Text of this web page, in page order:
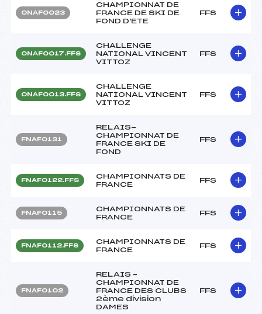
ONAF0023
CHAMPIONNAT DE
FRANCE DE SKI DE
FOND D'ETE
FFS
ONAF0017.FFS
CHALLENGE
NATIONAL VINCENT
VITTOZ
FFS
ONAF0013.FFS
CHALLENGE
NATIONAL VINCENT
VITTOZ
FFS
FNAF0131
RELAIS-
CHAMPIONNAT DE
FRANCE SKI DE
FOND
FFS
FNAF0122.FFS
CHAMPIONNATS DE
FRANCE
FFS
FNAF0115
CHAMPIONNATS DE
FRANCE
FFS
FNAF0112.FFS
CHAMPIONNATS DE
FRANCE
FFS
FNAF0102
RELAIS –
CHAMPIONNAT DE
FRANCE DES CLUBS
2ème division
DAMES
FFS